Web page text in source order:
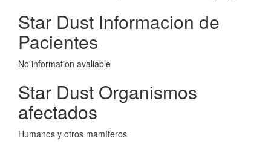
Star Dust Informacion de
Pacientes
No information avaliable
Star Dust Organismos
afectados
Humanos y otros mamíferos